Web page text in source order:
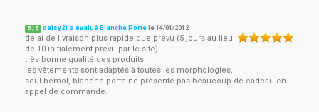
5 / 5 daisy21 a évalué Blanche Porte le14/01/2012
délai de livraison plus rapide que prévu (5 jours au lieu
de 10 initialement prévu par le site).
très bonne qualité des produits.
les vêtements sont adaptés à toutes les morphologies.
seul bémol, blanche porte ne présente pas beaucoup de cadeau en
appel de commande.